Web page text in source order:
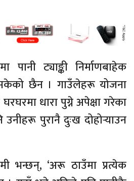
पानी ट्याङ्की निर्माणबाहेक
छैन । गाउँलेहरू योजना
धारा पुग्ने अपेक्षा गरेका
पुरानै दुःख दोहोर्‍याउन
भन्छन्, ‘अरू ठाउँमा प्रत्येक